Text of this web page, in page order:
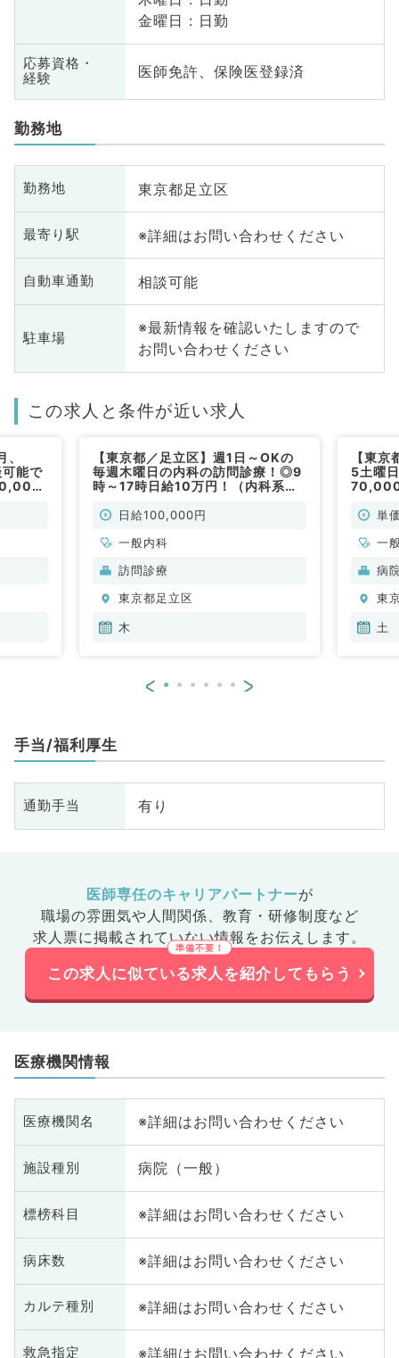
金曜日 : 日勤
応募資格・
経験
医師免許、保険医登録済
勤務地
勤務地 東京都足立区
最寄り駅 ※詳細はお問い合わせください
自動車通勤 相談可能
駐車場
※最新情報を確認いたしますので
お問い合わせください
この求人と条件が近い求人
能で
【東京都／足立区】週1日～OKの
毎週木曜日の内科の訪問診療！◎9
時～17時日給10万円！（内科系／
日給100,000円
一般内科
訪問診療
東京都足立区
木
【東
5土曜
70,000
非常勤
単
一
病
東
土
< >
手当/福利厚生
通勤手当 有り
医師専任のキャリアパートナーが
職場の雰囲気や人間関係、 教育・研修制度など
求人票に掲載されていない情報をお伝えします。
この求人に似ている求人を紹介してもらう
医療機関情報
医療機関名 ※詳細はお問い合わせください
施設種別 病院（一般）
標榜科目 ※詳細はお問い合わせください
病床数 ※詳細はお問い合わせください
カルテ種別 ※詳細はお問い合わせください
救急指定 ※詳細はお問い合わせください